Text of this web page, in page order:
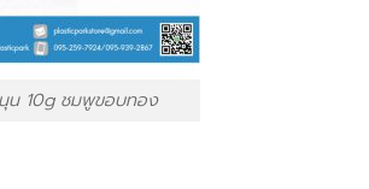
น 10g ชมพูขอบทอง